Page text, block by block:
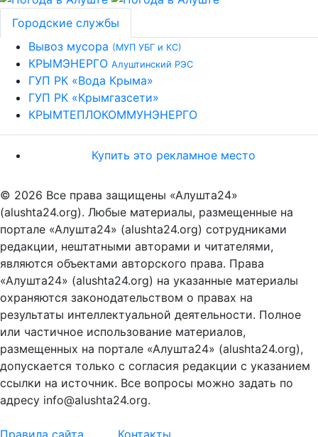
Городские службы
Вывоз мусора (МУП УБГ и КС)
КРЫМЭНЕРГО Алуштинский РЭС
ГУП РК «Вода Крыма»
ГУП РК «Крымгазсети»
КРЫМТЕПЛОКОММУНЭНЕРГО
Купить это рекламное место
© 2026 Все права защищены «Алушта24»
(alushta24.org). Любые материалы, размещенные на
портале «Алушта24» (alushta24.org) сотрудниками
редакции, нештатными авторами и читателями,
являются объектами авторского права. Права
«Алушта24» (alushta24.org) на указанные материалы
охраняются законодательством о правах на
результаты интеллектуальной деятельности. Полное
или частичное использование материалов,
размещенных на портале «Алушта24» (alushta24.org),
допускается только с согласия редакции с указанием
ссылки на источник. Все вопросы можно задать по
адресу info@alushta24.org.
Правила сайта Контакты